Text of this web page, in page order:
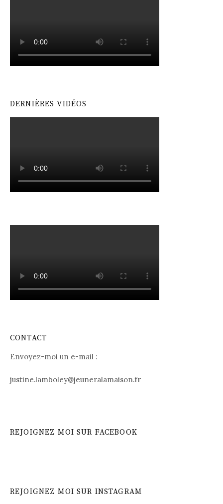
DERNIÈRES VIDÉOS
CONTACT
Envoyez-moi un e-mail :
justine.lamboley@jeuneralamaison.fr
REJOIGNEZ MOI SUR FACEBOOK
REJOIGNEZ MOI SUR INSTAGRAM